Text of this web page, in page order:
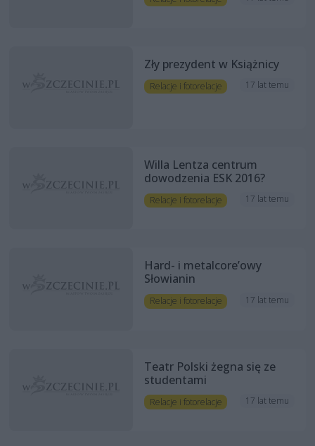
Zły prezydent w Książnicy
Relacje i fotorelacje 17 lat temu
Willa Lentza centrum
dowodzenia ESK 2016?
Relacje i fotorelacje 17 lat temu
Hard- i metalcore’owy
Słowianin
Relacje i fotorelacje 17 lat temu
Teatr Polski żegna się ze
studentami
Relacje i fotorelacje 17 lat temu